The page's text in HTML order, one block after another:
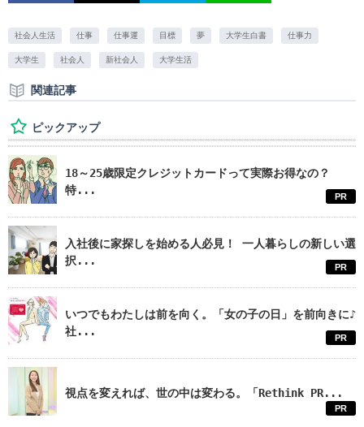
社会人生活 仕事 仕事運 目標 夢 大学生白書 仕事力
大学生 社会人 新社会人 大学生活
関連記事
ピックアップ
18～25歳限定クレジットカードって実際お得なの？
特...
PR
入社後に家探しを始める人必見！ 一人暮らしの新しい選
択...
PR
いつでもわたしは前を向く。「女の子の日」を前向きに♪
社...
PR
視点を変えれば、世の中は変わる。「Rethink PR...
PR